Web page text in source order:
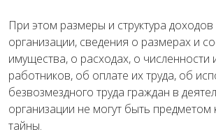
При этом размеры и структура
организации, сведения о размерах и
имущества, о расходах, о численности
работников, об оплате их труда, об
безвозмездного труда граждан в
организации не могут быть
тайны.